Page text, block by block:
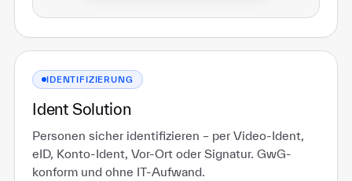
IDENTIFIZIERUNG
Ident Solution
Personen sicher identifizieren – per Video-Ident,
eID, Konto-Ident, Vor-Ort oder Signatur. GwG-
konform und ohne IT-Aufwand.